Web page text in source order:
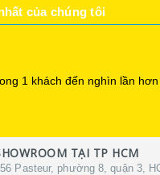
của chúng tôi
1 khách đến nghìn lần
TẠI TP HCM
Pasteur, phường 8, quận 3,